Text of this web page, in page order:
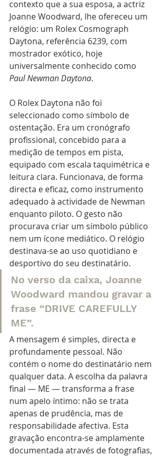
contexto que a sua esposa, a actriz
Joanne Woodward, lhe ofereceu um
relógio: um Rolex Cosmograph
Daytona, referência 6239, com
mostrador exótico, hoje
universalmente conhecido como
Paul Newman Daytona.
O Rolex Daytona não foi
seleccionado como símbolo de
ostentação. Era um cronógrafo
profissional, concebido para a
medição de tempos em pista,
equipado com escala taquimétrica e
leitura clara. Funcionava, de forma
directa e eficaz, como instrumento
adequado à actividade de Newman
enquanto piloto. O gesto não
procurava criar um símbolo público
nem um ícone mediático. O relógio
destinava-se ao uso quotidiano e
desportivo do seu destinatário.
No verso da caixa, Joanne
Woodward mandou gravar a
frase “DRIVE CAREFULLY
ME”.
A mensagem é simples, directa e
profundamente pessoal. Não
contém o nome do destinatário nem
qualquer data. A escolha da palavra
final — ME — transforma a frase
num apelo íntimo: não se trata
apenas de prudência, mas de
responsabilidade afectiva. Esta
gravação encontra-se amplamente
documentada através de fotografias,